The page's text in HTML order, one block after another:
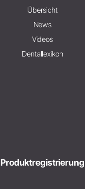
Übersicht
News
Videos
Dentallexikon
Produktregistrierung